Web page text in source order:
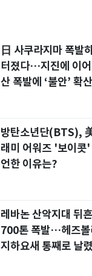
日 사쿠라지마 폭발
터졌다…지진에 이
산 폭발에 ‘불안’ 확산
방탄소년단(BTS),
래미 어워즈 '보이콧'
언한 이유는?
레바논 산악지대 뒤
700톤 폭발…헤즈볼
지하요새 통째로 날